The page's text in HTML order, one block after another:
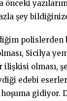
önceki
şey
polislerden
Sicilya
ilişkisi olması,
edebi
gidiyor.